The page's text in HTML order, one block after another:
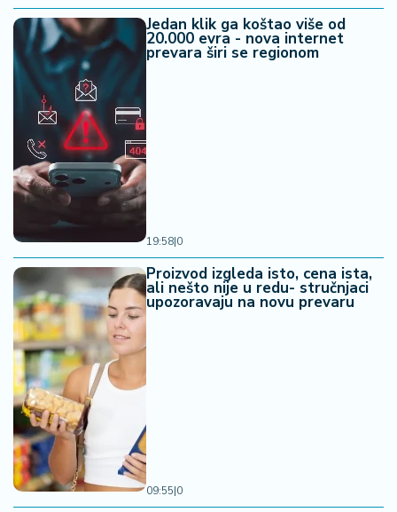
Jedan klik ga koštao više od
20.000 evra - nova internet
prevara širi se regionom
19:58|0
Proizvod izgleda isto, cena ista,
ali nešto nije u redu- stručnjaci
upozoravaju na novu prevaru
09:55|0